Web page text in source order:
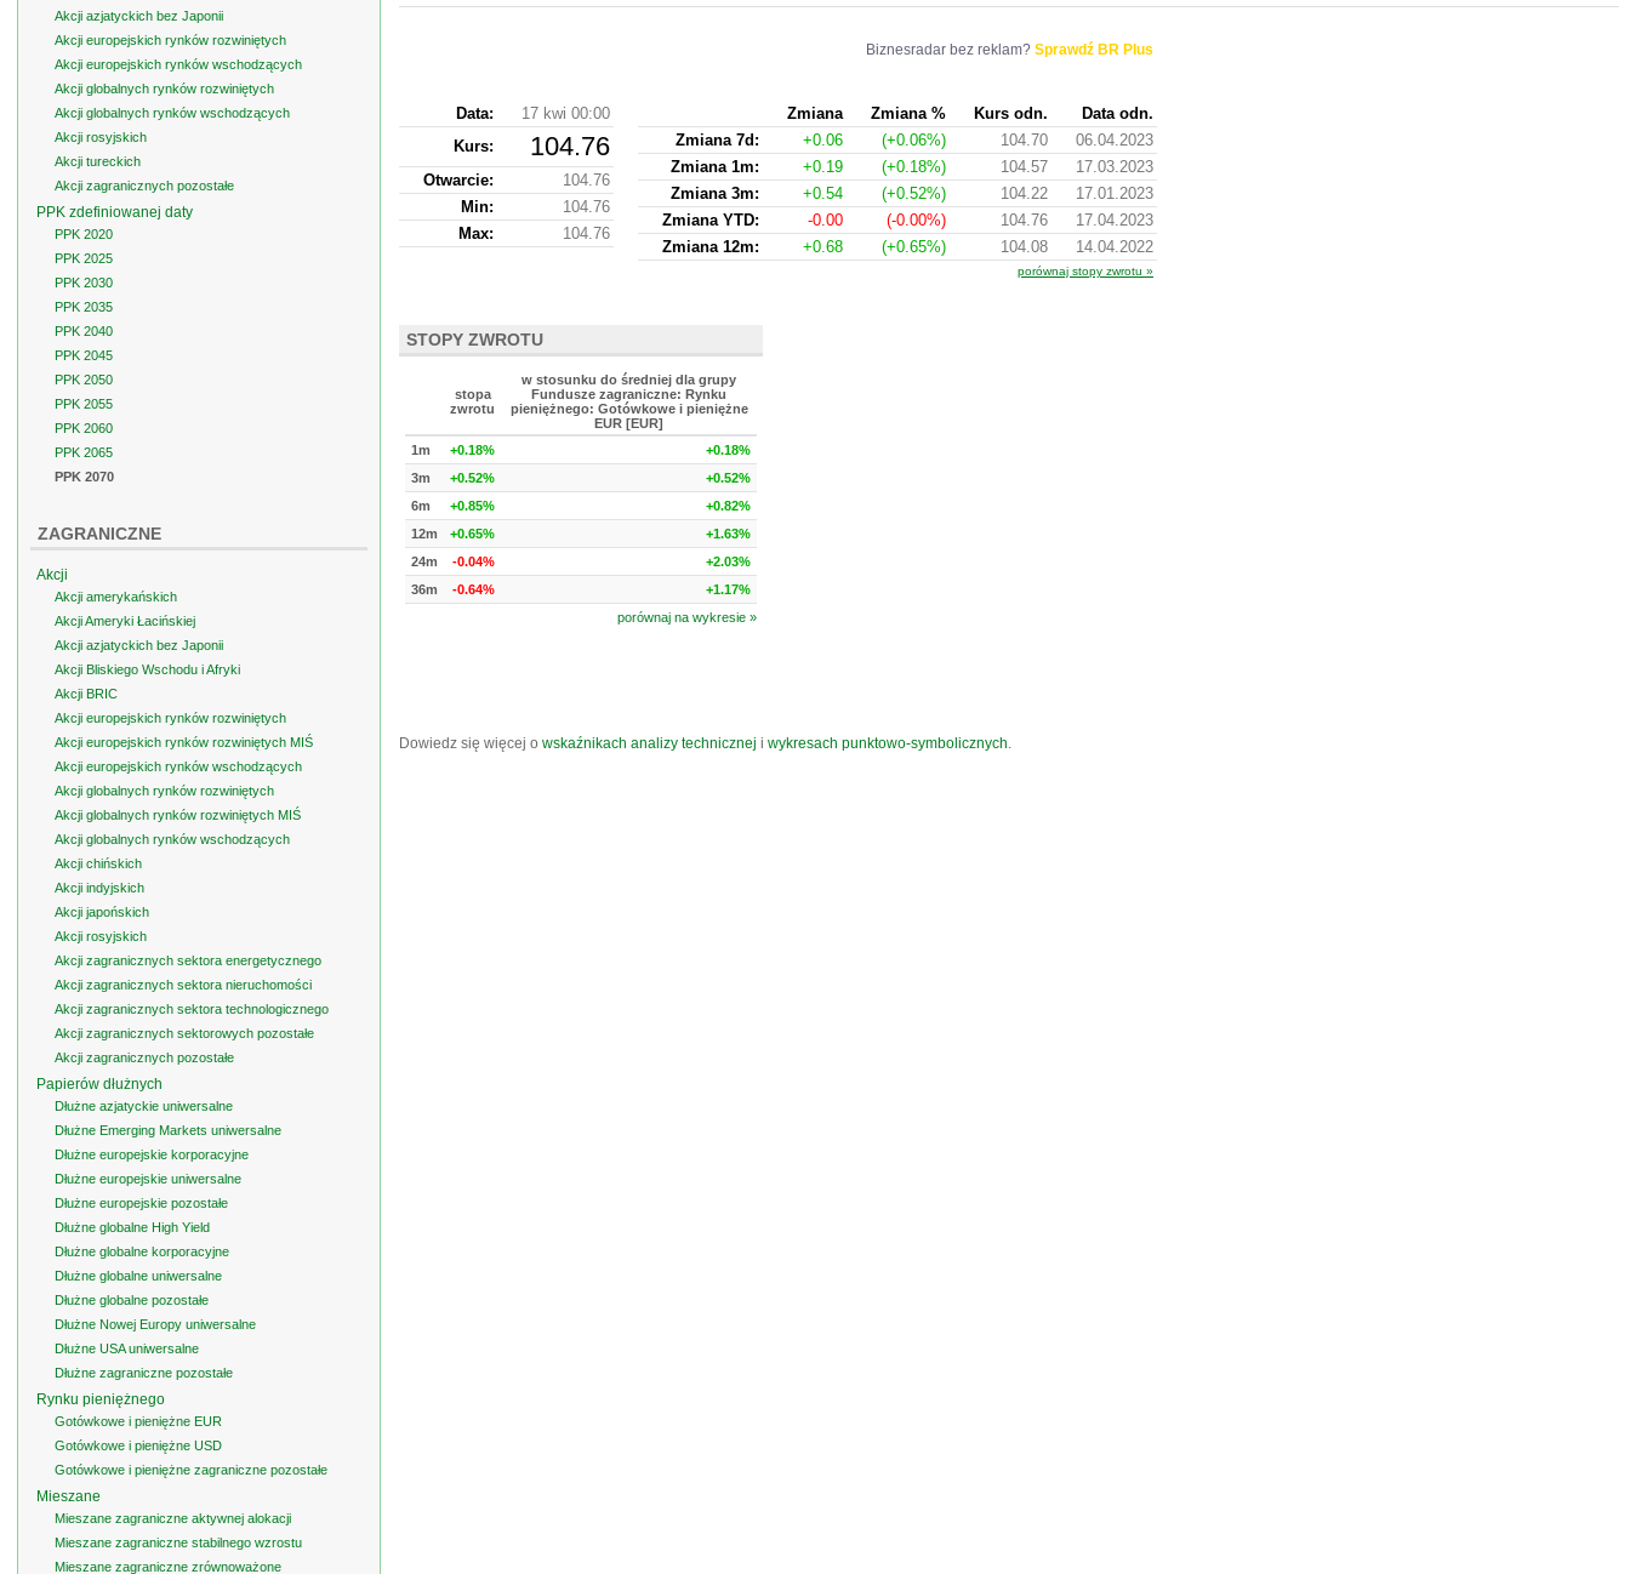
Biznesradar bez reklam? Sprawdź BR Plus
Data:
17 kwi 00:00
Kurs: 104.76
Otwarcie:
104.76
Min:
104.76
Max:
104.76
Zmiana Zmiana % Kurs odn.
Data odn.
Zmiana 7d:
+0.06 (+0.06%) 104.70
06.04.2023
Zmiana 1m:
+0.19 (+0.18%) 104.57
17.03.2023
Zmiana 3m:
+0.54 (+0.52%) 104.22
17.01.2023
Zmiana YTD:
-0.00 (-0.00%) 104.76
17.04.2023
Zmiana 12m:
+0.68 (+0.65%) 104.08 14.04.2022
porównaj stopy zwrotu »
STOPY ZWROTU
stopa
zwrotu
w stosunku do średniej dla grupy
Fundusze zagraniczne: Rynku
pieniężnego: Gotówkowe i pieniężne
EUR [EUR]
1m
+0.18%
+0.18%
3m
+0.52%
+0.52%
6m
+0.85%
+0.82%
12m
+0.65%
+1.63%
24m
-0.04%
+2.03%
36m
-0.64%
+1.17%
porównaj na wykresie »
Dowiedz się więcej o wskaźnikach analizy technicznej i wykresach punktowo-symbolicznych.
Akcji azjatyckich bez Japonii
Akcji europejskich rynków rozwiniętych
Akcji europejskich rynków wschodzących
Akcji globalnych rynków rozwiniętych
Akcji globalnych rynków wschodzących
Akcji rosyjskich
Akcji tureckich
Akcji zagranicznych pozostałe
PPK zdefiniowanej daty
PPK 2020
PPK 2025
PPK 2030
PPK 2035
PPK 2040
PPK 2045
PPK 2050
PPK 2055
PPK 2060
PPK 2065
PPK 2070
ZAGRANICZNE
Akcji
Akcji amerykańskich
Akcji Ameryki Łacińskiej
Akcji azjatyckich bez Japonii
Akcji Bliskiego Wschodu i Afryki
Akcji BRIC
Akcji europejskich rynków rozwiniętych
Akcji europejskich rynków rozwiniętych MIŚ
Akcji europejskich rynków wschodzących
Akcji globalnych rynków rozwiniętych
Akcji globalnych rynków rozwiniętych MIŚ
Akcji globalnych rynków wschodzących
Akcji chińskich
Akcji indyjskich
Akcji japońskich
Akcji rosyjskich
Akcji zagranicznych sektora energetycznego
Akcji zagranicznych sektora nieruchomości
Akcji zagranicznych sektora technologicznego
Akcji zagranicznych sektorowych pozostałe
Akcji zagranicznych pozostałe
Papierów dłużnych
Dłużne azjatyckie uniwersalne
Dłużne Emerging Markets uniwersalne
Dłużne europejskie korporacyjne
Dłużne europejskie uniwersalne
Dłużne europejskie pozostałe
Dłużne globalne High Yield
Dłużne globalne korporacyjne
Dłużne globalne uniwersalne
Dłużne globalne pozostałe
Dłużne Nowej Europy uniwersalne
Dłużne USA uniwersalne
Dłużne zagraniczne pozostałe
Rynku pieniężnego
Gotówkowe i pieniężne EUR
Gotówkowe i pieniężne USD
Gotówkowe i pieniężne zagraniczne pozostałe
Mieszane
Mieszane zagraniczne aktywnej alokacji
Mieszane zagraniczne stabilnego wzrostu
Mieszane zagraniczne zrównoważone